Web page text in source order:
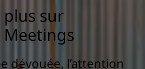
plus sur
Meetings
dévouée, l’attention